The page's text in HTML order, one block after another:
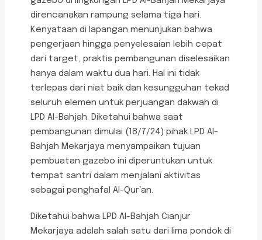
direncanakan rampung selama tiga hari.
Kenyataan di lapangan menunjukan bahwa
pengerjaan hingga penyelesaian lebih cepat
dari target, praktis pembangunan diselesaikan
hanya dalam waktu dua hari. Hal ini tidak
terlepas dari niat baik dan kesungguhan tekad
seluruh elemen untuk perjuangan dakwah di
LPD Al-Bahjah. Diketahui bahwa saat
pembangunan dimulai (18/7/24) pihak LPD Al-
Bahjah Mekarjaya menyampaikan tujuan
pembuatan gazebo ini diperuntukan untuk
tempat santri dalam menjalani aktivitas
sebagai penghafal Al-Qur’an.
Diketahui bahwa LPD Al-Bahjah Cianjur
Mekarjaya adalah salah satu dari lima pondok di